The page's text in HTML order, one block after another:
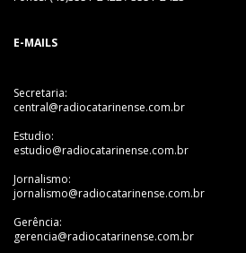
E-MAILS
Secretaria:
central@radiocatarinense.com.br
Estudio:
estudio@radiocatarinense.com.br
Jornalismo:
jornalismo@radiocatarinense.com.br
Gerência:
gerencia@radiocatarinense.com.br